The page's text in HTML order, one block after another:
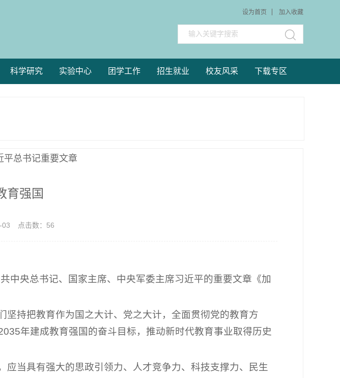
设为首页 加入收藏
科学研究 实验中心 团学工作 招生就业 校友风采 下载专区
平总书记重要文章
育强国
03 点击数： 56
中央总书记、国家主席、中央军委主席习近平的重要文章《加
持把教育作为国之大计、党之大计，全面贯彻党的教育方
年建成教育强国的奋斗目标，推动新时代教育事业取得历史
当具有强大的思政引领力、人才竞争力、科技支撑力、民生